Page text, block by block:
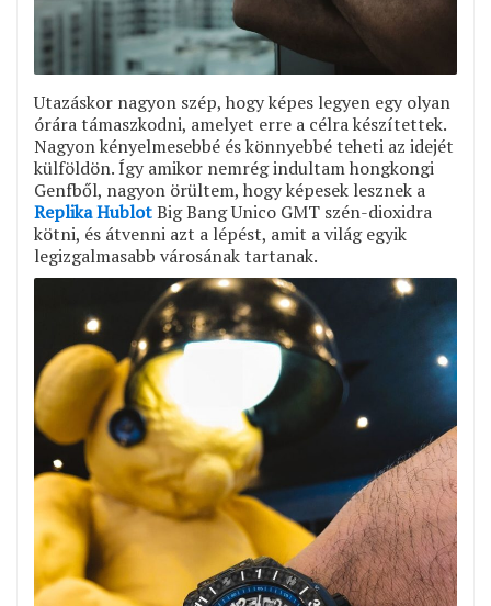
Utazáskor nagyon szép, hogy képes legyen egy olyan
órára támaszkodni, amelyet erre a célra készítettek.
Nagyon kényelmesebbé és könnyebbé teheti az idejét
külföldön. Így amikor nemrég indultam hongkongi
Genfből, nagyon örültem, hogy képesek lesznek a
Replika HublotBig Bang Unico GMT szén-dioxidra
kötni, és átvenni azt a lépést, amit a világ egyik
legizgalmasabb városának tartanak.